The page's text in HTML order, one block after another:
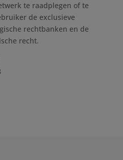
te raadplegen of te
de exclusieve
rechtbanken en de
recht.